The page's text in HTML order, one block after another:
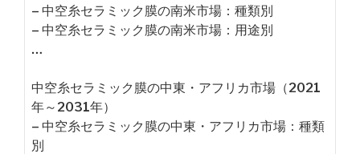
– 中空糸セラミック膜の南米市場：種類別
– 中空糸セラミック膜の南米市場：用途別
…
中空糸セラミック膜の中東・アフリカ市場（2021
年～2031年）
– 中空糸セラミック膜の中東・アフリカ市場：種類
別